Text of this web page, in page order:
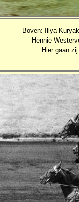
Boven: Illya
Hennie
Hier gaan